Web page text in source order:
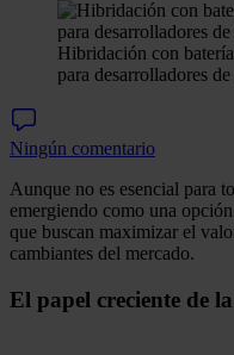
Hibridación con
para desarrolladores
Ningún comentario
Aunque no es esencial para
emergiendo como una
que buscan maximizar el
cambiantes del mercado.
El papel creciente de